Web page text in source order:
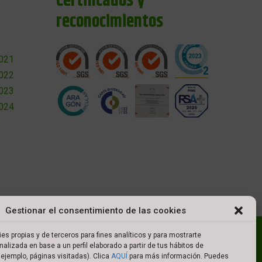
Gestionar el consentimiento de las cookies
propias y de terceros para fines analíticos y para mostrarte
en base a un perfil elaborado a partir de tus hábitos de
páginas visitadas). Clica AQUÍ para más información. Puedes
reconocimientos
Política de cookies
Política de privacidad
de compra